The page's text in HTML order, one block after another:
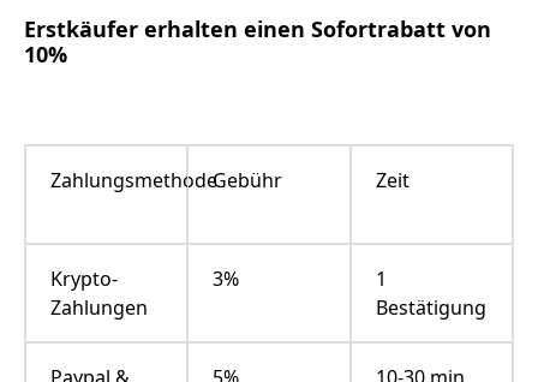
Erstkäufer erhalten einen Sofortrabatt von
10%
ZahlungsmethodeGebühr Zeit
Krypto-
Zahlungen
3%
1
Bestätigung